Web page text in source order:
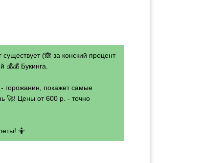
(🙈 за конский процент
💰💰 Букинга.
- горожанин, покажет самые
🚀! Цены от 600 р. - точно
🤷